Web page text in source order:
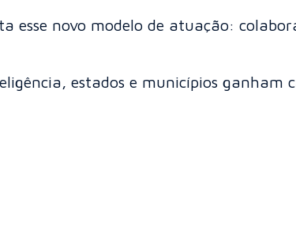
esse novo modelo de atuação:
estados e municípios ganham